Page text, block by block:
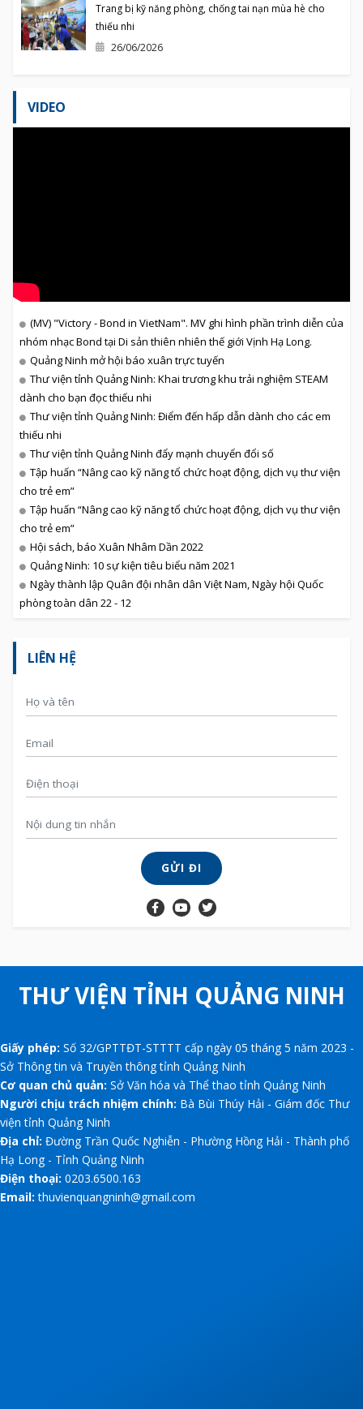
Trang bị kỹ năng phòng, chống tai nạn mùa hè cho
thiếu nhi
26/06/2026
VIDEO
(MV) "Victory - Bond in VietNam". MV ghi hình phần trình diễn của
nhóm nhạc Bond tại Di sản thiên nhiên thế giới Vịnh Hạ Long.
Quảng Ninh mở hội báo xuân trực tuyến
Thư viện tỉnh Quảng Ninh: Khai trương khu trải nghiệm STEAM
dành cho bạn đọc thiếu nhi
Thư viện tỉnh Quảng Ninh: Điểm đến hấp dẫn dành cho các em
thiếu nhi
Thư viện tỉnh Quảng Ninh đẩy mạnh chuyển đổi số
Tập huấn “Nâng cao kỹ năng tổ chức hoạt động, dịch vụ thư viện
cho trẻ em”
Tập huấn “Nâng cao kỹ năng tổ chức hoạt động, dịch vụ thư viện
cho trẻ em”
Hội sách, báo Xuân Nhâm Dần 2022
Quảng Ninh: 10 sự kiện tiêu biểu năm 2021
Ngày thành lập Quân đội nhân dân Việt Nam, Ngày hội Quốc
phòng toàn dân 22 - 12
LIÊN HỆ
GỬI ĐI
THƯ VIỆN TỈNH QUẢNG NINH
Giấy phép: Số 32/GPTTĐT-STTTT cấp ngày 05 tháng 5 năm 2023 -
Sở Thông tin và Truyền thông tỉnh Quảng Ninh
Cơ quan chủ quản: Sở Văn hóa và Thể thao tỉnh Quảng Ninh
Người chịu trách nhiệm chính: Bà Bùi Thúy Hải - Giám đốc Thư
viện tỉnh Quảng Ninh
Địa chỉ: Đường Trần Quốc Nghiễn - Phường Hồng Hải - Thành phố
Hạ Long - Tỉnh Quảng Ninh
Điện thoại: 0203.6500.163
Email: thuvienquangninh@gmail.com